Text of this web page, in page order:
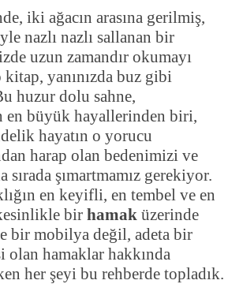
iki ağacın arasına gerilmiş,
nazlı nazlı sallanan bir
uzun zamandır okumayı
yanınızda buz gibi
huzur dolu sahne,
en büyük hayallerinden biri,
hayatın o yorucu
harap olan bedenimizi ve
şımartmamız gerekiyor.
en keyifli, en tembel ve en
bir hamak üzerinde
bir mobilya değil, adeta bir
olan hamaklar hakkında
her şeyi bu rehberde topladık.